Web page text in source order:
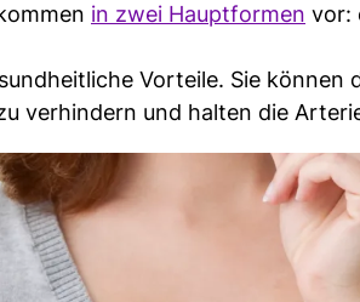
in zwei Hauptformen vor:
Vorteile. Sie können
verhindern und halten die